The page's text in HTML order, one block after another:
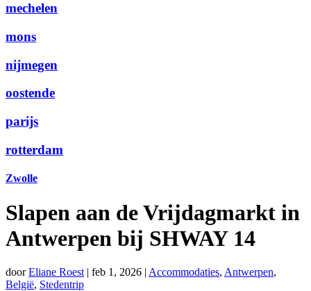
mechelen
mons
nijmegen
oostende
parijs
rotterdam
Zwolle
Slapen aan de Vrijdagmarkt in
Antwerpen bij SHWAY 14
doorEliane Roest | feb 1, 2026 | Accommodaties, Antwerpen,
België, Stedentrip